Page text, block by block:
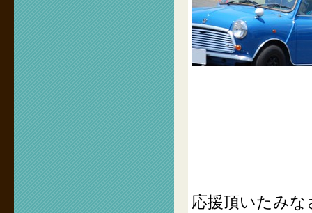
応援頂いたみ